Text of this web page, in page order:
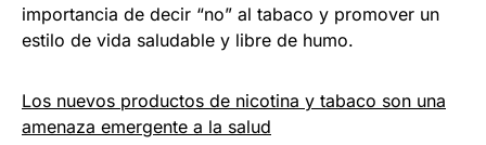
importancia de decir “no” al tabaco y promover un
estilo de vida saludable y libre de humo.
Los nuevos productos de nicotina y tabaco son una
amenaza emergente a la salud